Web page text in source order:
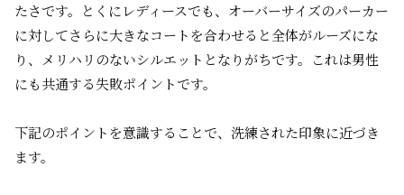
たさです。とくにレディースでも、オーバーサイズのパーカー
に対してさらに大きなコートを合わせると全体がルーズにな
り、メリハリのないシルエットとなりがちです。これは男性
にも共通する失敗ポイントです。
下記のポイントを意識することで、洗練された印象に近づき
ます。